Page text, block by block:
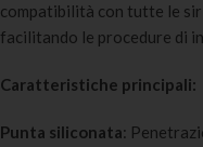
compatibilità con tutte le
facilitando le procedure di
Caratteristiche principali:
Punta siliconata: